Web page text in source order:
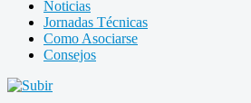
Noticias
Jornadas Técnicas
Como Asociarse
Consejos